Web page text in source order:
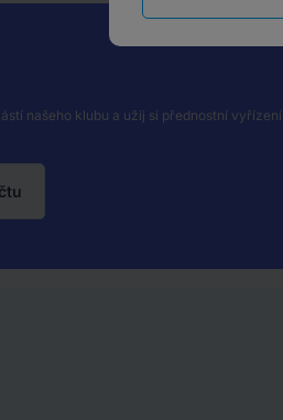
našeho klubu a užij si přednostní